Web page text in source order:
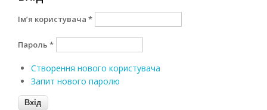
Ім’я користувача *
Пароль *
Створення нового користувача
Запит нового паролю